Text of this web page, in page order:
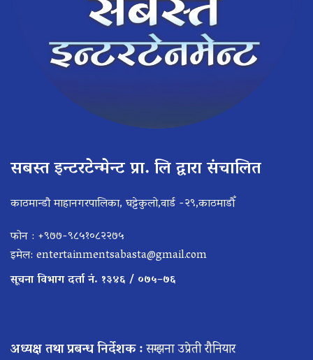
सबस्त इन्टरटेन्मेन्ट प्रा. लि द्वारा संचालित
काठमान्डौ माहानगरपालिका, घट्टेकुलो,वार्ड -२९,काठमाडौँ
फोन : +९७७-९८५१०८२२७५
इमेल: entertainmentsabasta@gmail.com
सूचना विभाग दर्ता नं. १३४६ / ०७५–७६
अध्यक्ष तथा प्रबन्ध निर्देशक :सम्झना उप्रेती रौनियार